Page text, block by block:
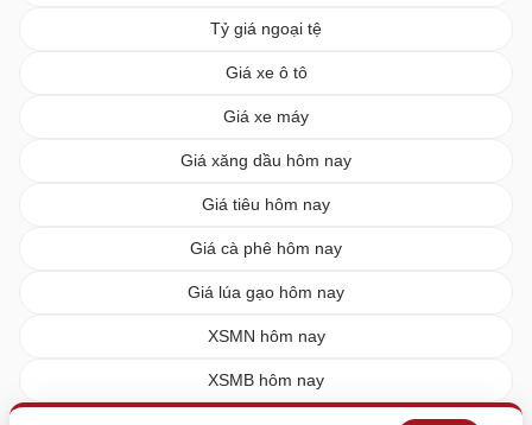
Tỷ giá ngoại tệ
Giá xe ô tô
Giá xe máy
Giá xăng dầu hôm nay
Giá tiêu hôm nay
Giá cà phê hôm nay
Giá lúa gạo hôm nay
XSMN hôm nay
XSMB hôm nay